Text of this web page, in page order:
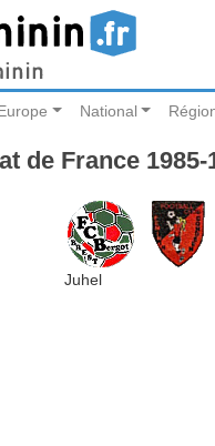
National
de France
Juhel